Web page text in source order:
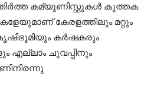
കമ്യൂണിസ്റ്റുകള്‍ കുത്തക
കേരളത്തിലും മറ്റും
കര്‍ഷകരും
എല്ലാം ചുവപ്പിനും